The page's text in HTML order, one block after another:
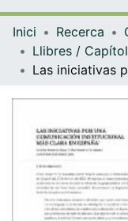
Inici Recerca